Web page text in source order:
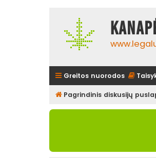
Greitos nuorodos
Pagrindinis diskusijų